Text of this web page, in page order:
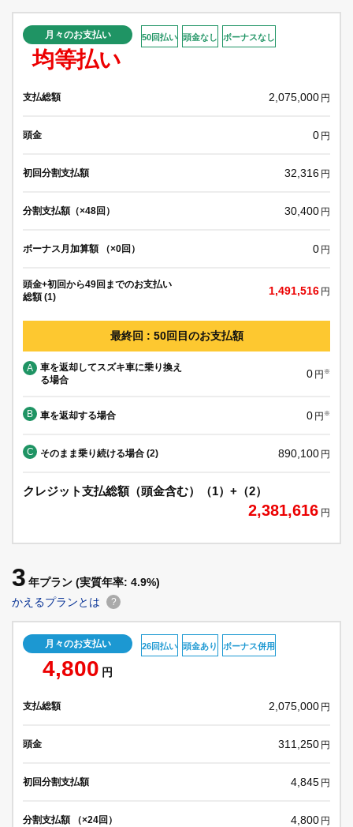
月々のお支払い
均等払い
50回払い 頭金なし ボーナスなし
支払総額 2,075,000 円
頭金 0 円
初回分割支払額 32,316 円
分割支払額（×48回） 30,400 円
ボーナス月加算額 （×0回） 0 円
頭金+初回から49回までのお支払い
総額 (1)
1,491,516 円
最終回 : 50回目のお支払額
A
車を返却してスズキ車に乗り換え
る場合
0 円 ※
B 車を返却する場合 0 円 ※
C そのまま乗り続ける場合 (2) 890,100 円
クレジット支払総額（頭金含む）（1）+（2）
2,381,616 円
3 年プラン (実質年率: 4.9%)
かえるプランとは
?
月々のお支払い
4,800 円
26回払い 頭金あり ボーナス併用
支払総額 2,075,000 円
頭金 311,250 円
初回分割支払額 4,845 円
分割支払額 （×24回） 4,800 円